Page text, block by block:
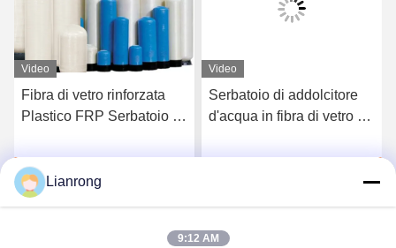
Video
Fibra di vetro rinforzata
Plastico FRP Serbatoio di
d'acqua Manutenzione
tetto libero da ruggine
Ora Chiacchieri
Video
Serbatoio di addolcitore
d'acqua in fibra di vetro ad
di accumulo di acqua
Lianrong
9:12 AM